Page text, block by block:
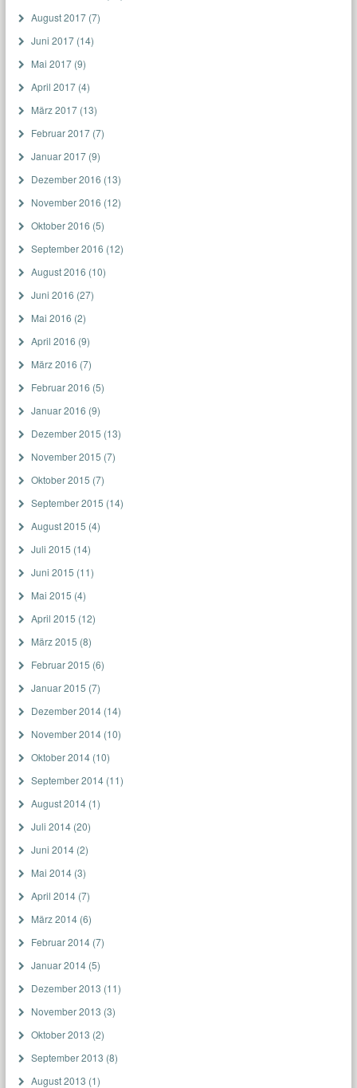
August 2017(7)
Juni 2017(14)
Mai 2017(9)
April 2017(4)
März 2017(13)
Februar 2017(7)
Januar 2017(9)
Dezember 2016 (13)
November 2016 (12)
Oktober 2016 (5)
September 2016 (12)
August 2016 (10)
Juni 2016 (27)
Mai 2016 (2)
April 2016 (9)
März 2016 (7)
Februar 2016 (5)
Januar 2016 (9)
Dezember 2015 (13)
November 2015 (7)
Oktober 2015 (7)
September 2015 (14)
August 2015 (4)
Juli 2015 (14)
Juni 2015 (11)
Mai 2015 (4)
April 2015 (12)
März 2015 (8)
Februar 2015 (6)
Januar 2015 (7)
Dezember 2014(14)
November 2014(10)
Oktober 2014(10)
September 2014(11)
August 2014(1)
Juli 2014(20)
Juni 2014(2)
Mai 2014(3)
April 2014(7)
März 2014(6)
Februar 2014(7)
Januar 2014(5)
Dezember 2013 (11)
November 2013 (3)
Oktober 2013 (2)
September 2013 (8)
August 2013 (1)